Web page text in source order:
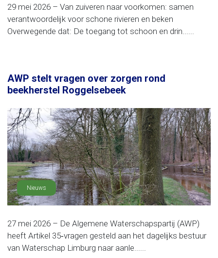
29 mei 2026 – Van zuiveren naar voorkomen: samen
verantwoordelijk voor schone rivieren en beken
Overwegende dat: De toegang tot schoon en drin......
AWP stelt vragen over zorgen rond
beekherstel Roggelsebeek
Nieuws
27 mei 2026 – De Algemene Waterschapspartij (AWP)
heeft Artikel 35‑vragen gesteld aan het dagelijks bestuur
van Waterschap Limburg naar aanle......